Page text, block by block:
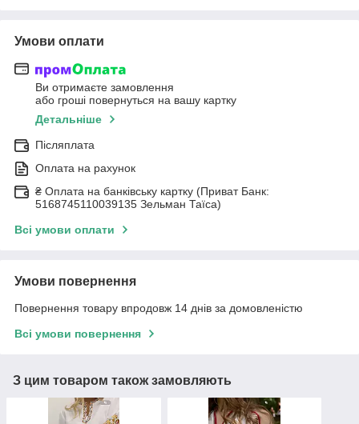
Умови оплати
Ви отримаєте замовлення
або гроші повернуться на вашу картку
Детальніше
Післяплата
Оплата на рахунок
₴ Оплата на банківську картку (Приват Банк:
5168745110039135 Зельман Таїса)
Всі умови оплати
Умови повернення
Повернення товару впродовж 14 днів за домовленістю
Всі умови повернення
З цим товаром також замовляють